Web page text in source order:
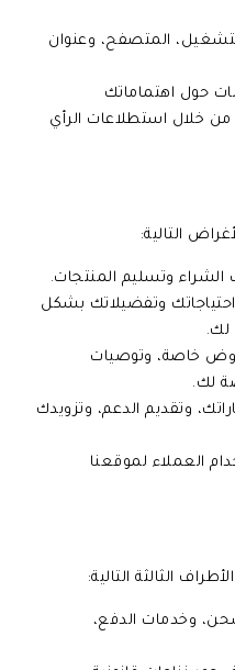
المتصفح، وعنوان
حول اهتماماتك
خلال استطلاعات الرأي
التالية:
وتسليم المنتجات.
وتفضيلاتك بشكل
لك.
خاصة، وتوصيات
لك.
وتقديم الدعم، وتزويدك
العملاء لموقعنا
الثالثة التالية:
وخدمات الدفع،